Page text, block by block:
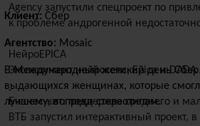
Клиент: Сбер
Агентство: Mosaic
В Международный женский день Сбер
выдающихся женщинах, которые
лучшему, вопреки стереотипам.
Agency запустили спецпроект по
к проблеме андрогенной
НейроEPICA
Эксперимент нейросети, Epica и DADA
Бизнес-кит: поддержка среднего и
ВТБ запустил интерактивный проект,